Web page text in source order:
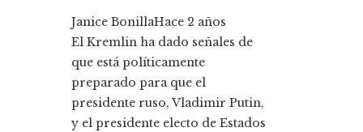
Janice BonillaHace 2 años
El Kremlin ha dado señales de
que está políticamente
preparado para que el
presidente ruso, Vladimir Putin,
y el presidente electo de Estados